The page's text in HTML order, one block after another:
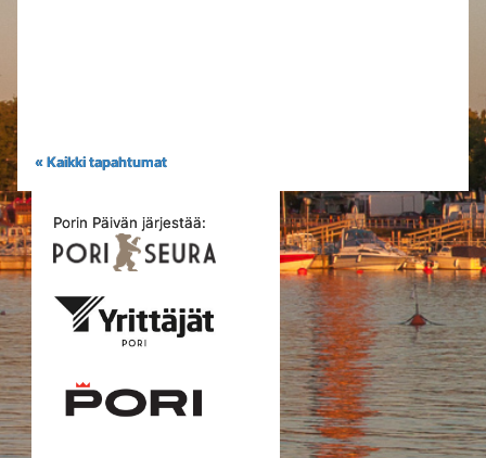
« Kaikki tapahtumat
Porin Päivän järjestää: